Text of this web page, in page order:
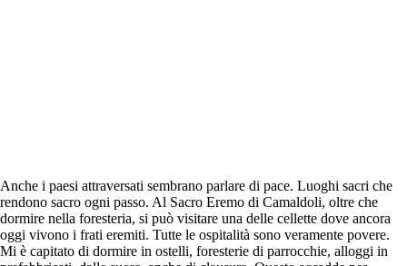
Anche i paesi attraversati sembrano parlare di pace. Luoghi sacri che
rendono sacro ogni passo. Al Sacro Eremo di Camaldoli, oltre che
dormire nella foresteria, si può visitare una delle cellette dove ancora
oggi vivono i frati eremiti. Tutte le ospitalità sono veramente povere.
Mi è capitato di dormire in ostelli, foresterie di parrocchie, alloggi in